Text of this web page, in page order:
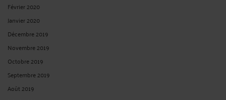
Février 2020
Janvier 2020
Décembre 2019
Novembre 2019
Octobre 2019
Septembre 2019
Août 2019